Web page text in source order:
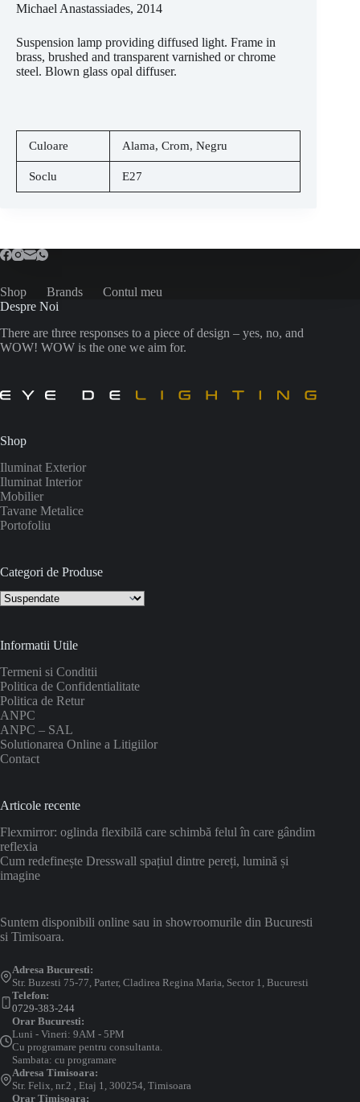
Michael Anastassiades, 2014
Suspension lamp providing diffused light. Frame in
brass, brushed and transparent varnished or chrome
steel. Blown glass opal diffuser.
Culoare Alama, Crom, Negru
Soclu E27
Shop Brands
Contul meu
Despre Noi
There are three responses to a piece of design – yes, no, and
WOW! WOW is the one we aim for.
Shop
Iluminat Exterior
Iluminat Interior
Mobilier
Tavane Metalice
Portofoliu
Categori de Produse
Informatii Utile
Termeni si Conditii
Politica de Confidentialitate
Politica de Retur
ANPC
ANPC – SAL
Solutionarea Online a Litigiilor
Contact
Articole recente
Flexmirror: oglinda flexibilă care schimbă felul în care gândim
reflexia
Cum redefinește Dresswall spațiul dintre pereți, lumină și
imagine
Suntem disponibili online sau in showroomurile din Bucuresti
si Timisoara.
Adresa Bucuresti:
Str. Buzesti 75-77, Parter, Cladirea Regina Maria, Sector 1, Bucuresti
Telefon:
0729-383-244
Orar Bucuresti:
Luni - Vineri: 9AM - 5PM
Cu programare pentru consultanta.
Sambata: cu programare
Adresa Timisoara:
Str. Felix, nr.2 , Etaj 1, 300254, Timisoara
Orar Timisoara: